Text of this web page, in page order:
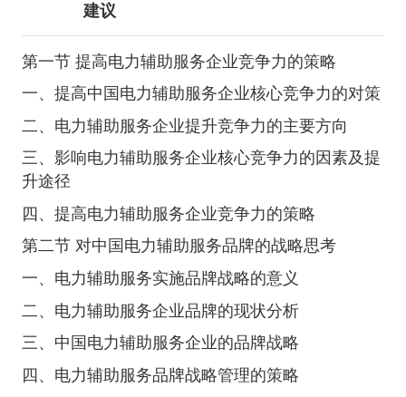
建议
第一节 提高电力辅助服务企业竞争力的策略
一、提高中国电力辅助服务企业核心竞争力的对策
二、电力辅助服务企业提升竞争力的主要方向
三、影响电力辅助服务企业核心竞争力的因素及提
升途径
四、提高电力辅助服务企业竞争力的策略
第二节 对中国电力辅助服务品牌的战略思考
一、电力辅助服务实施品牌战略的意义
二、电力辅助服务企业品牌的现状分析
三、中国电力辅助服务企业的品牌战略
四、电力辅助服务品牌战略管理的策略